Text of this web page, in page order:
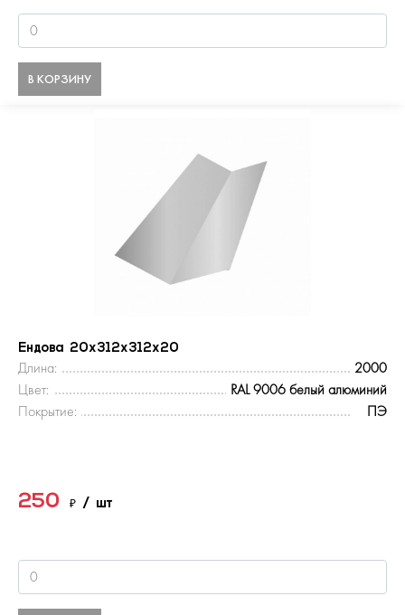
В КОРЗИНУ
Ендова 20х312х312х20
Длина:
2000
Цвет:
RAL 9006 белый алюминий
Покрытие:
ПЭ
250 ₽ / шт